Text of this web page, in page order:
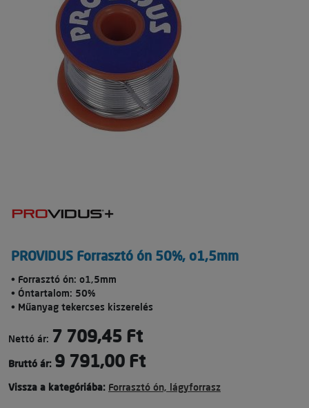
PROVIDUS Forrasztó ón 50%, o1,5mm
• Forrasztó ón: o1,5mm
• Óntartalom: 50%
• Műanyag tekercses kiszerelés
Nettó ár: 7 709,45 Ft
Bruttó ár: 9 791,00 Ft
Vissza a kategóriába: Forrasztó ón, lágyforrasz